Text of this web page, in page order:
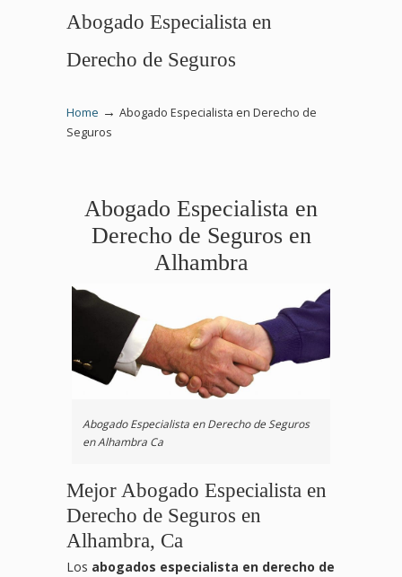
Abogado Especialista en
Derecho de Seguros
Home → Abogado Especialista en Derecho de
Seguros
Abogado Especialista en
Derecho de Seguros en
Alhambra
Abogado Especialista en Derecho de Seguros
en Alhambra Ca
Mejor Abogado Especialista en
Derecho de Seguros en
Alhambra, Ca
Los abogados especialista en derecho de